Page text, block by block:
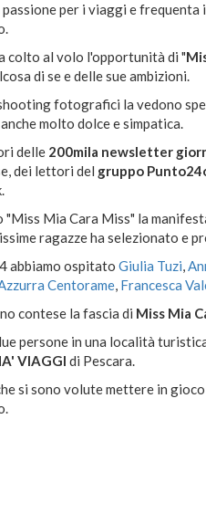
passione per i viaggi e
colto al volo l'opportunità di "
di se e delle sue ambizioni.
fotografici la vedono
molto dolce e simpatica.
delle 200mila newsletter
dei lettori del gruppo
"Miss Mia Cara Miss" la
ragazze ha selezionato e
abbiamo ospitato Giulia Tuzi,
Centorame, Francesca
contese la fascia di Miss Mia
persone in una località
VIAGGI di Pescara.
si sono volute mettere in